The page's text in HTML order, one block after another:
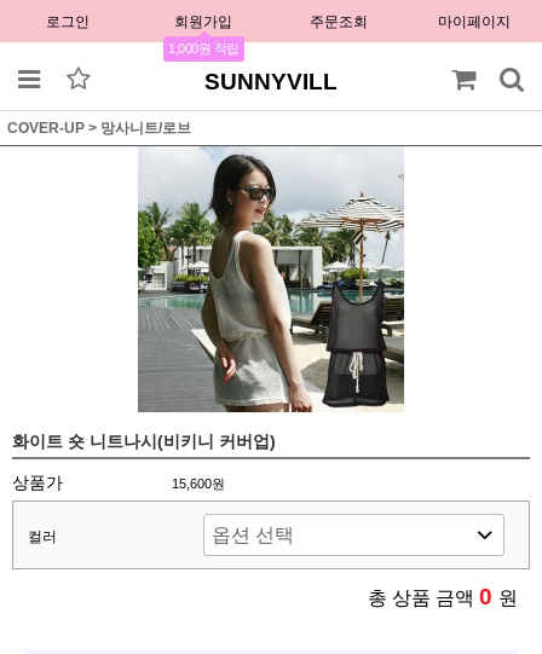
로그인 회원가입
1,000원 적립
주문조회 마이페이지
SUNNYVILL
COVER-UP > 망사니트/로브
화이트 숏 니트나시(비키니 커버업)
상품가 15,600원
컬러
총 상품 금액 0 원